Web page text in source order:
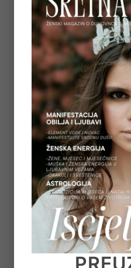
REGULACIJA
OSJEĆAMO
SNOVI
July 6, 2026
TAROT
LJETO 2026.
on June 25,
KAKO
NAUČITI
GLASU
June 22, 2026